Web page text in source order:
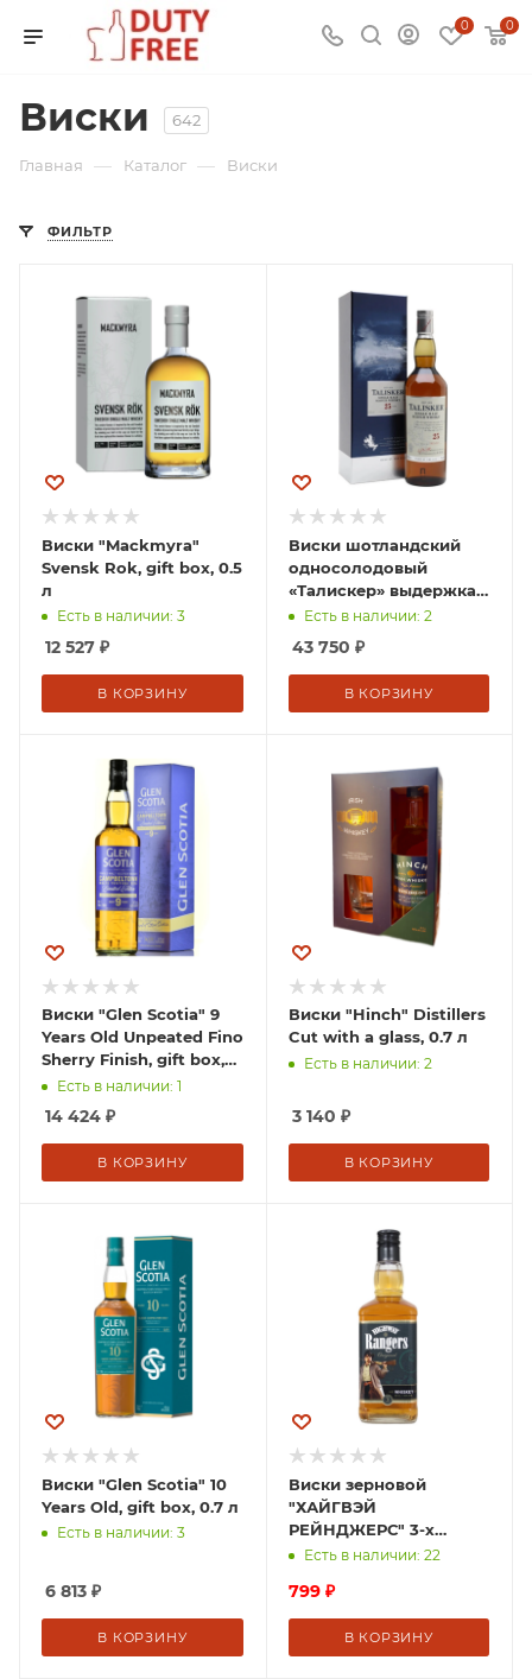
0 0
Виски 642
Главная — Каталог — Виски
ФИЛЬТР
Виски "Mackmyra"
Svensk Rok, gift box, 0.5
л
Есть в наличии: 3
12 527 ₽
В КОРЗИНУ
Виски шотландский
односолодовый
«Талискер» выдержка
25 лет 0,7 л п/у
Королевство
Есть в наличии: 2
43 750 ₽
В КОРЗИНУ
Виски "Glen Scotia" 9
Years Old Unpeated Fino
Sherry Finish, gift box,
0.7 л
Есть в наличии: 1
14 424 ₽
В КОРЗИНУ
Виски "Hinch" Distillers
Cut with a glass, 0.7 л
Есть в наличии: 2
3 140 ₽
В КОРЗИНУ
Виски "Glen Scotia" 10
Years Old, gift box, 0.7 л
Есть в наличии: 3
6 813 ₽
В КОРЗИНУ
Виски зерновой
"ХАЙГВЭЙ
РЕЙНДЖЕРС" 3-х
летней выдержки 0,5 л
Есть в наличии: 22
799₽
В КОРЗИНУ